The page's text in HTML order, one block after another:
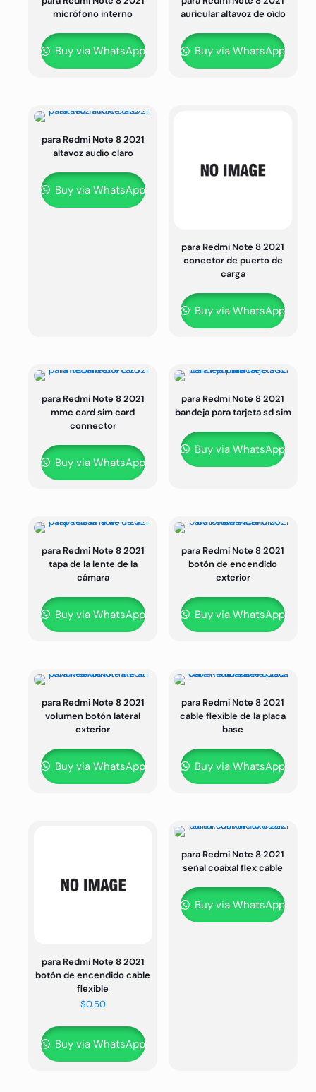
micrófono interno
Buy via WhatsApp
auricular altavoz de oído
Buy via WhatsApp
para Redmi Note 8 2021
altavoz audio claro
Buy via WhatsApp
para Redmi Note 8 2021
conector de puerto de
carga
Buy via WhatsApp
para Redmi Note 8 2021
mmc card sim card
connector
Buy via WhatsApp
para Redmi Note 8 2021
bandeja para tarjeta sd sim
Buy via WhatsApp
para Redmi Note 8 2021
tapa de la lente de la
cámara
Buy via WhatsApp
para Redmi Note 8 2021
botón de encendido
exterior
Buy via WhatsApp
para Redmi Note 8 2021
volumen botón lateral
exterior
Buy via WhatsApp
para Redmi Note 8 2021
cable flexible de la placa
base
Buy via WhatsApp
para Redmi Note 8 2021
botón de encendido cable
flexible
$0.50
Buy via WhatsApp
para Redmi Note 8 2021
señal coaixal flex cable
Buy via WhatsApp